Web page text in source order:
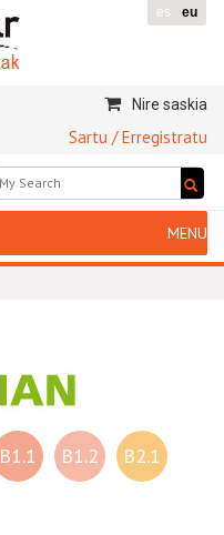
es eu
Nire saskia
Sartu / Erregistratu
B1.1 B1.2 B2.1